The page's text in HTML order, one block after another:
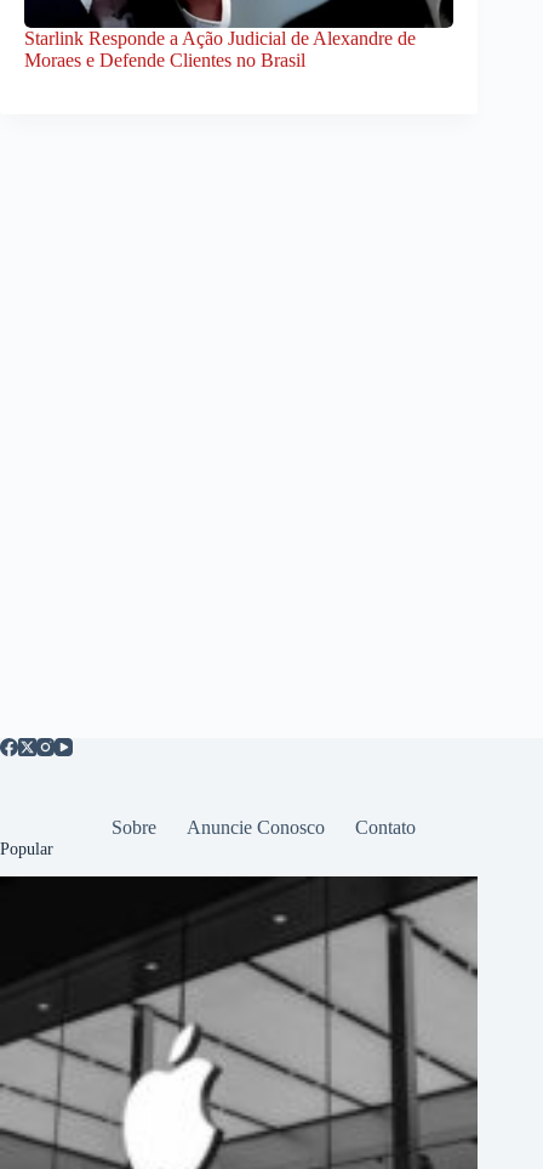
Starlink Responde a Ação Judicial de Alexandre de
Moraes e Defende Clientes no Brasil
Sobre Anuncie Conosco Contato
Popular